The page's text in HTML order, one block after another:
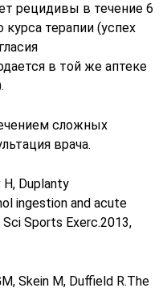
рецидивы в течение 6
терапии (успех
в той же аптеке
сложных
врача.
H, Duplanty
ingestion and acute
Sports Exerc.2013,
Skein M, Duffield R.The